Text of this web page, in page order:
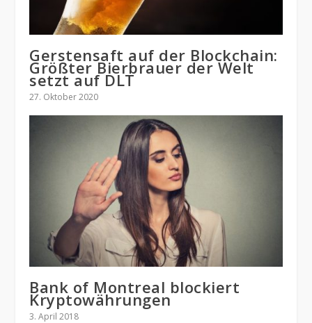
Gerstensaft auf der Blockchain:
Größter Bierbrauer der Welt
setzt auf DLT
27. Oktober 2020
Bank of Montreal blockiert
Kryptowährungen
3. April 2018